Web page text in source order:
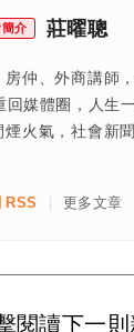
介 莊曜聰
仲、外商講師
回媒體圈，人生
火氣，社會新
RSS 更多文章
閱讀下一